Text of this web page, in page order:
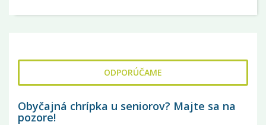
ODPORÚČAME
Obyčajná chrípka u seniorov? Majte sa na
pozore!